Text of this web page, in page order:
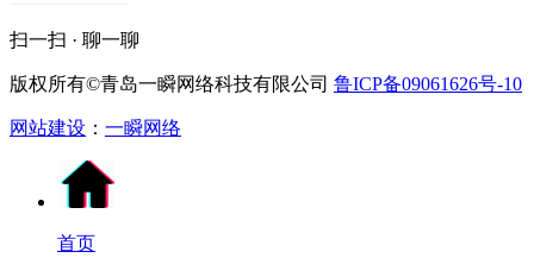
扫一扫 · 聊一聊
版权所有©青岛一瞬网络科技有限公司 鲁ICP备09061626号-10
网站建设 ： 一瞬网络
首页